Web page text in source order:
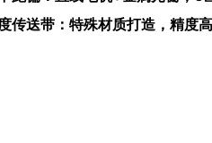
传送带：特殊材质打造，精度